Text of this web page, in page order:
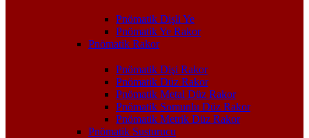
Pnömatik Dişli Ye
Pnömatik Ye Rakor
Pnömatik Rakor
Pnömatik Dişi Rakor
Pnömatik Düz Rakor
Pnömatik Metal Düz Rakor
Pnömatik Somunlu Düz Rakor
Pnömatik Metrik Düz Rakor
Pnömatik Susturucu